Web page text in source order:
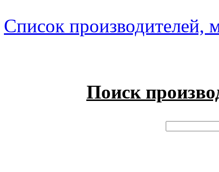
Список производителей,
Поиск